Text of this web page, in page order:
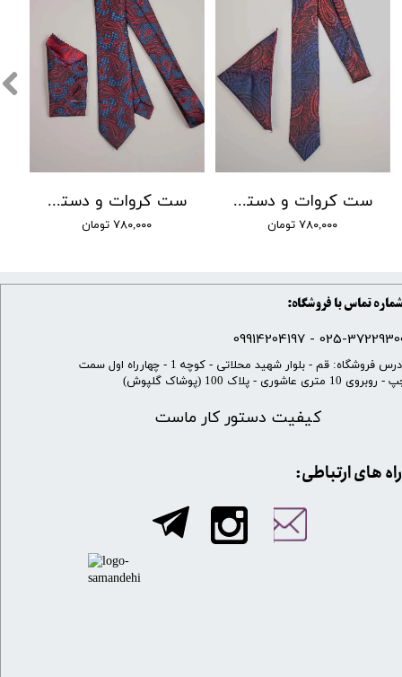
ست کروات و دستمال جیب مردانه کد 012
۷۸۰,۰۰۰ تومان
ست کروات و دستمال جیب مردانه کد 018
۷۸۰,۰۰۰ تومان
شماره تماس با فروشگاه:
025-37229300 -
کیفیت دستور کار ماست
​آدرس فروشگاه: قم - بلوار شهید محلاتی - کوچه 1 - چهارراه اول سمت
10 متری عاشوری - پلاک 100 (پوشاک گلپوش)
​​راه های ارتباطی: